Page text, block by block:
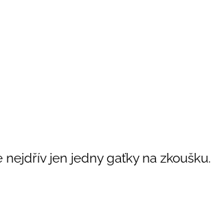
jen jedny gaťky na zkoušku.